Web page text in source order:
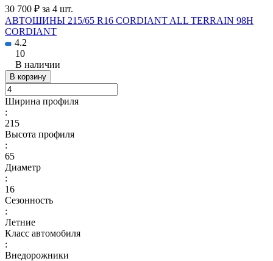
30 700 ₽ за 4 шт.
АВТОШИНЫ 215/65 R16 CORDIANT ALL TERRAIN 98H
CORDIANT
4.2
10
В наличии
В корзину
Ширина профиля
:
215
Высота профиля
:
65
Диаметр
:
16
Сезонность
:
Летние
Класс автомобиля
:
Внедорожники